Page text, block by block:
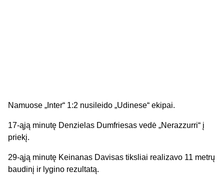
Namuose „Inter“ 1:2 nusileido „Udinese“ ekipai.
17-ąją minutę Denzielas Dumfriesas vedė „Nerazzurri“ į
priekį.
29-ąją minutę Keinanas Davisas tiksliai realizavo 11 metrų
baudinį ir lygino rezultatą.